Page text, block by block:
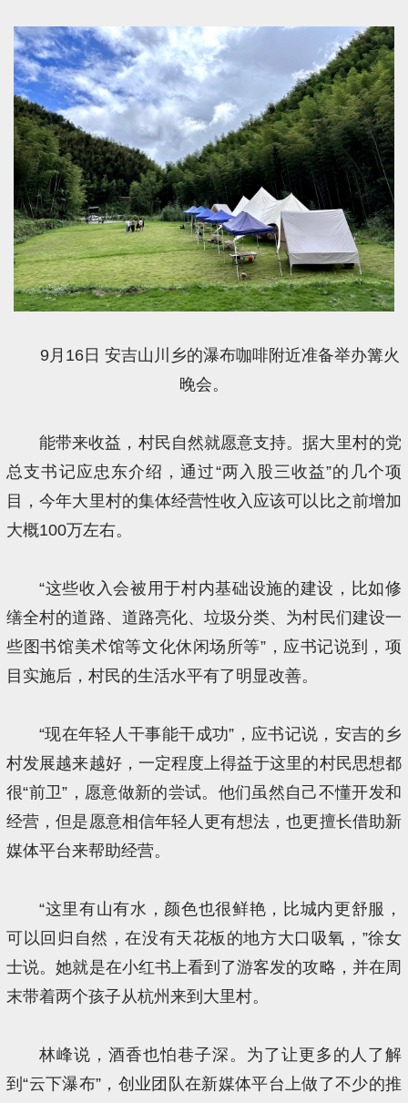
9月16日 安吉山川乡的瀑布咖啡附近准备举办篝火
晚会。
能带来收益，村民自然就愿意支持。据大里村的党
总支书记应忠东介绍，通过“两入股三收益”的几个项
目，今年大里村的集体经营性收入应该可以比之前增加
大概100万左右。
“这些收入会被用于村内基础设施的建设，比如修
缮全村的道路、道路亮化、垃圾分类、为村民们建设一
些图书馆美术馆等文化休闲场所等”，应书记说到，项
目实施后，村民的生活水平有了明显改善。
“现在年轻人干事能干成功”，应书记说，安吉的乡
村发展越来越好，一定程度上得益于这里的村民思想都
很“前卫”，愿意做新的尝试。他们虽然自己不懂开发和
经营，但是愿意相信年轻人更有想法，也更擅长借助新
媒体平台来帮助经营。
“这里有山有水，颜色也很鲜艳，比城内更舒服，
可以回归自然，在没有天花板的地方大口吸氧，”徐女
士说。她就是在小红书上看到了游客发的攻略，并在周
末带着两个孩子从杭州来到大里村。
林峰说，酒香也怕巷子深。为了让更多的人了解
到“云下瀑布”，创业团队在新媒体平台上做了不少的推